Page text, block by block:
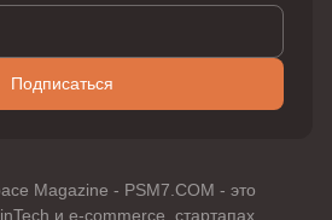
Подписаться
Magazine - PSM7.COM - это
и e-commerce, стартапах,